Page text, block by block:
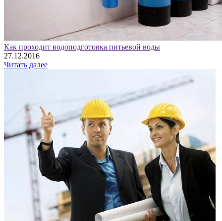
Как проходит водоподготовка питьевой воды
27.12.2016
Читать далее